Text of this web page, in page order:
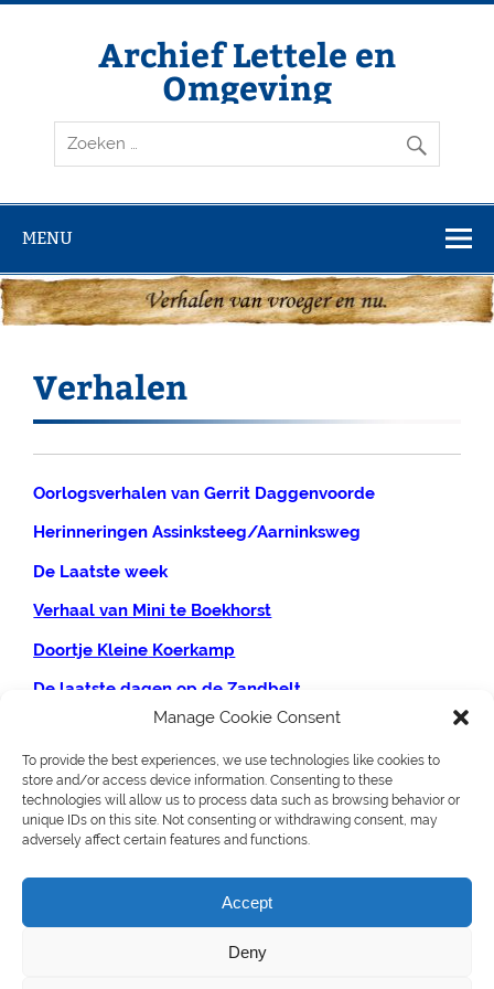
Manage Cookie Consent
To provide the best experiences, we use technologies like cookies to
store and/or access device information. Consenting to these
technologies will allow us to process data such as browsing behavior or
unique IDs on this site. Not consenting or withdrawing consent, may
adversely affect certain features and functions.
Accept
Deny
Doorgaan
Archief Lettele en
Omgeving
Archief Lettele
MENU
Verhalen
Oorlogsverhalen van Gerrit Daggenvoorde
Herinneringen Assinksteeg/Aarninksweg
De Laatste week
Verhaal van Mini te Boekhorst
Doortje Kleine Koerkamp
De laatste dagen op de Zandbelt
Mevr. Braakhekke-Heuvink
Bats Haverkamp
Oorlog en bevrijding Cröddendijk door P.Ypma
Georg Bos onderduiker
Mail Jill Goebel
Het opstel van Rie Witteveen 1946